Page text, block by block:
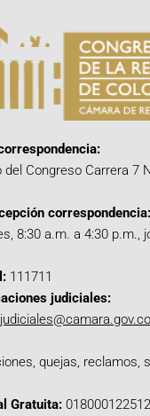
del Congreso Carrera 7
correspondencia:
8:30 a.m. a 4:30 p.m.,
111711
judiciales:
quejas, reclamos,
Gratuita: 018000122512